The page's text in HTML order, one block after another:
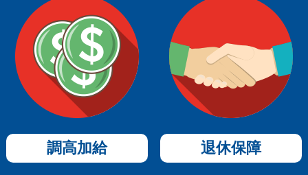
調高加給 退休保障